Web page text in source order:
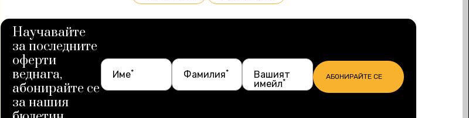
Научавайте
за последните
оферти
веднага,
абонирайте се
за нашия
Име* Фамилия*
Вашият
имейл*
АБОНИРАЙТЕ СЕ